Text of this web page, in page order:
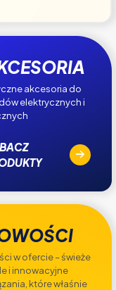
akcesoria do
elektrycznych i
w ofercie – świeże
i innowacyjne
które właśnie